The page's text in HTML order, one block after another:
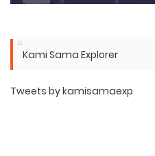
Kami Sama Explorer
Tweets by kamisamaexp